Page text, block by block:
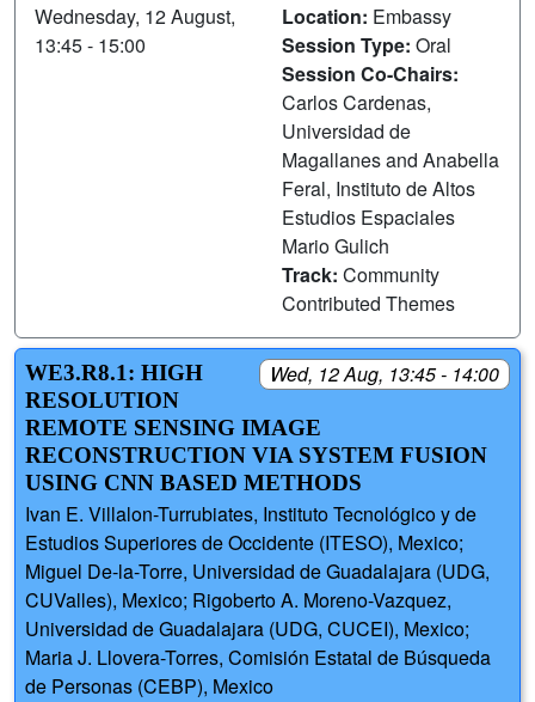
Wednesday, 12 August,
13:45 - 15:00
Location: Embassy
Session Type: Oral
Session Co-Chairs:
Carlos Cardenas,
Universidad de
Magallanes and Anabella
Feral, Instituto de Altos
Estudios Espaciales
Mario Gulich
Track: Community
Contributed Themes
Wed, 12 Aug, 13:45 - 14:00
WE3.R8.1: HIGH
RESOLUTION
REMOTE SENSING IMAGE
RECONSTRUCTION VIA SYSTEM FUSION
USING CNN BASED METHODS
Ivan E. Villalon-Turrubiates, Instituto Tecnológico y de
Estudios Superiores de Occidente (ITESO), Mexico;
Miguel De-la-Torre, Universidad de Guadalajara (UDG,
CUValles), Mexico; Rigoberto A. Moreno-Vazquez,
Universidad de Guadalajara (UDG, CUCEI), Mexico;
Maria J. Llovera-Torres, Comisión Estatal de Búsqueda
de Personas (CEBP), Mexico